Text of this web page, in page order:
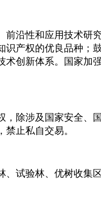
沿性和应用技术
产权的优良品种
创新体系。国家
除涉及国家安全
止私自交易。
试验林、优树收